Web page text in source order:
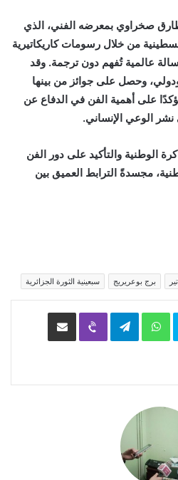
طارق صخراوي بمعرضه الفني، الذي
من خلال رسومات كاريكاتيرية
عالمية تُفهم دون ترجمة. وقد
وحصل على جوائز من بينها
رومانيا 2023″، مؤكدًا على أهمية الفن في الدفاع عن
نشر الوعي الإنساني.
الوطنية والتأكيد على دور الفن
مجسدةً الترابط العميق بين
برج بوعريريج سبعينية الثورة الجزائرية
Skype
WhatsApp
Telegram
Viber مشاركة عبر البريد